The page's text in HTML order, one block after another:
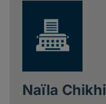
Naïla Chikhi